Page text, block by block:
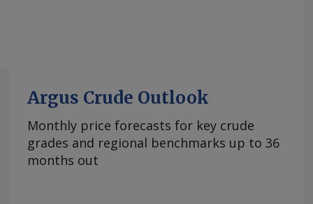
Argus Crude Outlook
Monthly price forecasts for key crude
grades and regional benchmarks up to 36
months out